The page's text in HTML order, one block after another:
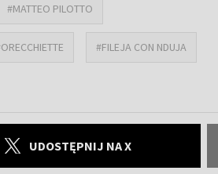
#MATTEO PILOTTO
#FILEJA CON NDUJA
UDOSTĘPNIJ NA X